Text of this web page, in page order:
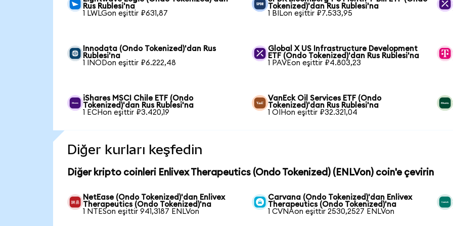
Rus Rublesi'na
1 LWLGon eşittir ₽631,87
Tokenized)'dan Rus Rublesi'na
1 BILon eşittir ₽7.533,95
Innodata (Ondo Tokenized)'dan Rus
Rublesi'na
1 INODon eşittir ₽6.222,48
Global X US Infrastructure Development
ETF (Ondo Tokenized)'dan Rus Rublesi'na
1 PAVEon eşittir ₽4.803,23
iShares MSCI Chile ETF (Ondo
Tokenized)'dan Rus Rublesi'na
1 ECHon eşittir ₽3.420,19
VanEck Oil Services ETF (Ondo
Tokenized)'dan Rus Rublesi'na
1 OIHon eşittir ₽32.321,04
Diğer kurları keşfedin
Diğer kripto coinleri Enlivex Therapeutics (Ondo Tokenized) (ENLVon) coin'e çevirin
NetEase (Ondo Tokenized)'dan Enlivex
Therapeutics (Ondo Tokenized)'na
1 NTESon eşittir 941,3187 ENLVon
Carvana (Ondo Tokenized)'dan Enlivex
Therapeutics (Ondo Tokenized)'na
1 CVNAon eşittir 2530,2527 ENLVon